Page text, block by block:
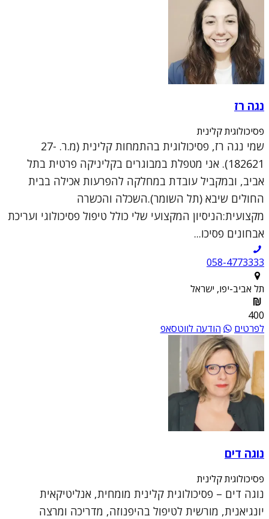
נגה רז
פסיכולוגית קלינית
שמי נגה רז, פסיכולוגית בהתמחות קלינית (מ.ר. 27-
182621). אני מטפלת במבוגרים בקליניקה פרטית בתל
אביב, ובמקביל עובדת במחלקה להפרעות אכילה בבית
החולים שיבא (תל השומר).השכלה והכשרה
מקצועית:הניסיון המקצועי שלי כולל טיפול פסיכולוגי ועריכת
אבחונים פסיכו...
058-4773333
תל אביב-יפו, ישראל
400
לפרטים
הודעה לווטסאפ
נוגה דים
פסיכולוגית קלינית
נוגה דים – פסיכולוגית קלינית מומחית, אנליטיקאית
יונגיאנית, מורשית לטיפול בהיפנוזה, מדריכה ומרצה